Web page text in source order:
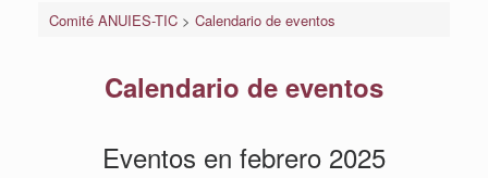
Comité ANUIES-TIC> Calendario de eventos
Calendario de eventos
Eventos en febrero 2025